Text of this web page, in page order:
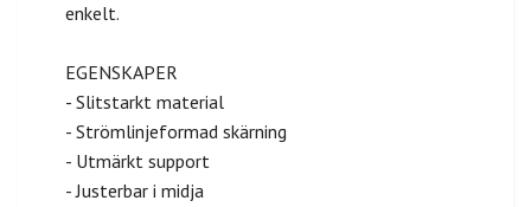
enkelt.
EGENSKAPER
- Slitstarkt material
- Strömlinjeformad skärning
- Utmärkt support
- Justerbar i midja